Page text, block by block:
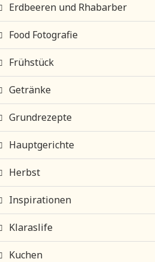
Erdbeeren und Rhabarber
Food Fotografie
Frühstück
Getränke
Grundrezepte
Hauptgerichte
Herbst
Inspirationen
Klaraslife
Kuchen